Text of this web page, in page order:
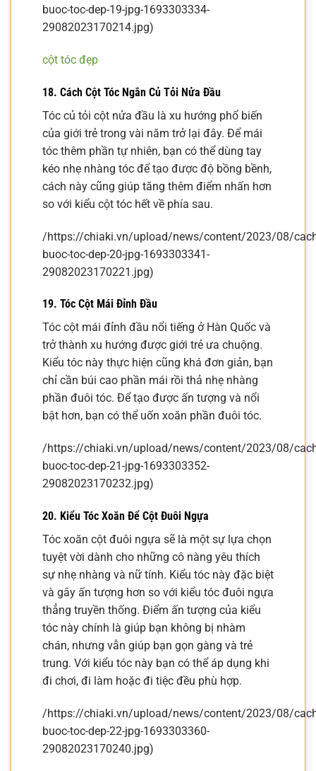
buoc-toc-dep-19-jpg-1693303334-
29082023170214.jpg)
cột tóc đẹp
18. Cách Cột Tóc Ngắn Củ Tỏi Nửa Đầu
Tóc củ tỏi cột nửa đầu là xu hướng phổ biến
của giới trẻ trong vài năm trở lại đây. Để mái
tóc thêm phần tự nhiên, bạn có thể dùng tay
kéo nhẹ nhàng tóc để tạo được độ bồng bềnh,
cách này cũng giúp tăng thêm điểm nhấn hơn
so với kiểu cột tóc hết về phía sau.
/https://chiaki.vn/upload/news/content/2023/08/
buoc-toc-dep-20-jpg-1693303341-
29082023170221.jpg)
19. Tóc Cột Mái Đỉnh Đầu
Tóc cột mái đỉnh đầu nổi tiếng ở Hàn Quốc và
trở thành xu hướng được giới trẻ ưa chuộng.
Kiểu tóc này thực hiện cũng khá đơn giản, bạn
chỉ cần búi cao phần mái rồi thả nhẹ nhàng
phần đuôi tóc. Để tạo được ấn tượng và nổi
bật hơn, bạn có thể uốn xoăn phần đuôi tóc.
/https://chiaki.vn/upload/news/content/2023/08/
buoc-toc-dep-21-jpg-1693303352-
29082023170232.jpg)
20. Kiểu Tóc Xoăn Để Cột Đuôi Ngựa
Tóc xoăn cột đuôi ngựa sẽ là một sự lựa chọn
tuyệt vời dành cho những cô nàng yêu thích
sự nhẹ nhàng và nữ tính. Kiểu tóc này đặc biệt
và gây ấn tượng hơn so với kiểu tóc đuôi ngựa
thẳng truyền thống. Điểm ấn tượng của kiểu
tóc này chính là giúp bạn không bị nhàm
chán, nhưng vẫn giúp bạn gọn gàng và trẻ
trung. Với kiểu tóc này bạn có thể áp dụng khi
đi chơi, đi làm hoặc đi tiệc đều phù hợp.
/https://chiaki.vn/upload/news/content/2023/08/
buoc-toc-dep-22-jpg-1693303360-
29082023170240.jpg)